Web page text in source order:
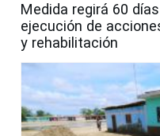
Medida regirá 60
ejecución de
y rehabilitación